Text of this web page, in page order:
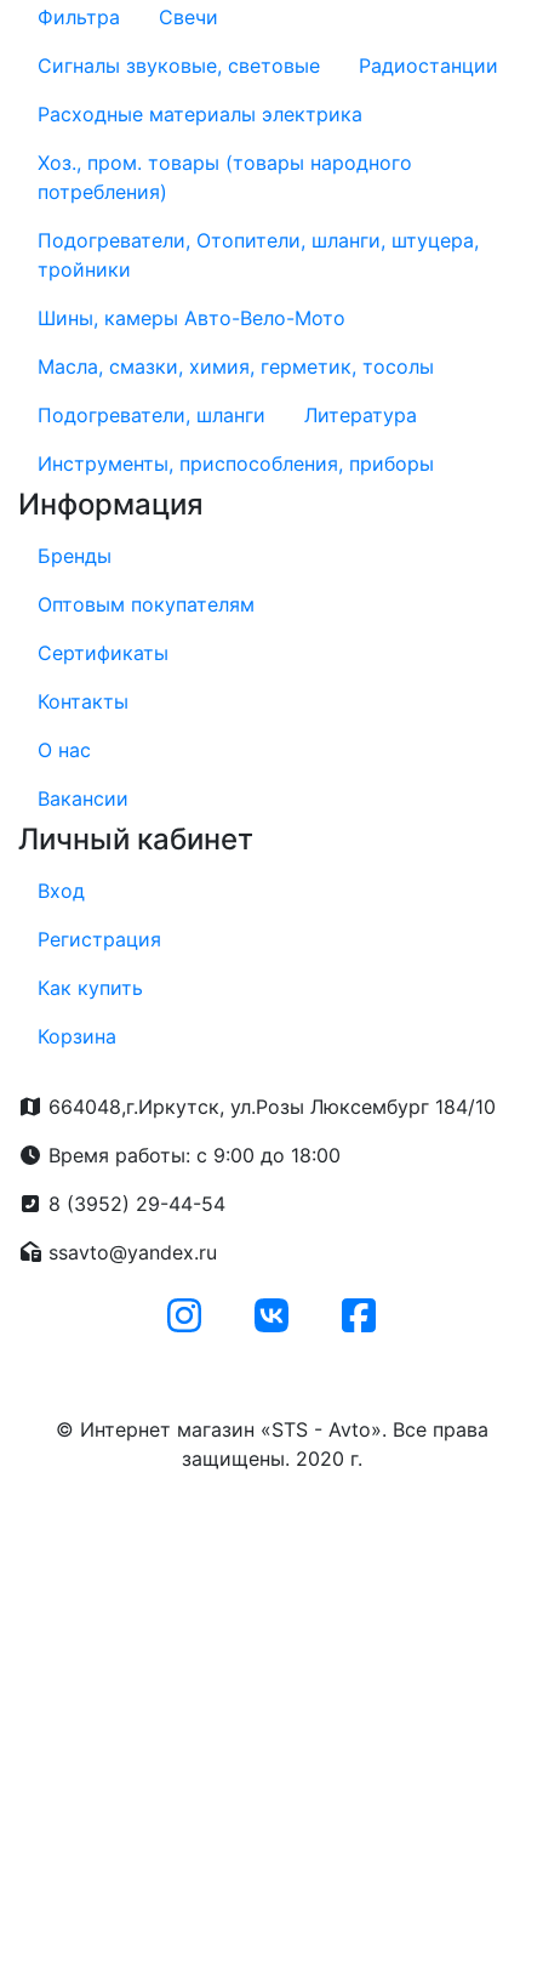
Фильтра
Свечи
Сигналы звуковые, световые
Радиостанции
Расходные материалы электрика
Хоз., пром. товары (товары народного
потребления)
Подогреватели, Отопители, шланги, штуцера,
тройники
Шины, камеры Авто-Вело-Мото
Масла, смазки, химия, герметик, тосолы
Подогреватели, шланги
Литература
Инструменты, приспособления, приборы
Информация
Бренды
Оптовым покупателям
Сертификаты
Контакты
О нас
Вакансии
Личный кабинет
Вход
Регистрация
Как купить
Корзина
664048,г.Иркутск, ул.Розы Люксембург 184/10
Время работы: с 9:00 до 18:00
8 (3952) 29-44-54
ssavto@yandex.ru
© Интернет магазин «STS - Avto». Все права
защищены. 2020 г.